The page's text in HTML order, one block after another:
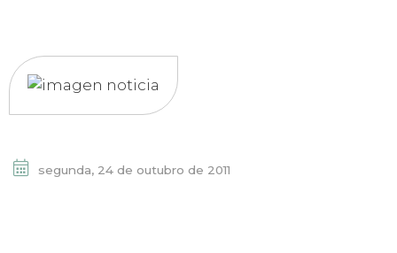
segunda, 24 de outubro de 2011